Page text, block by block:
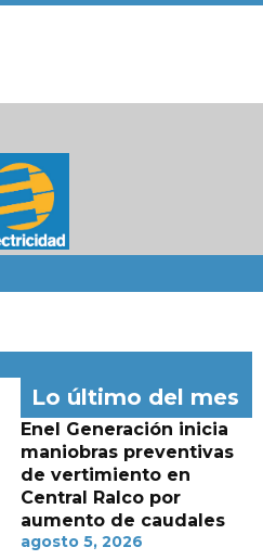
Lo último del mes
Enel Generación inicia
maniobras preventivas
de vertimiento en
Central Ralco por
aumento de caudales
agosto 5, 2026